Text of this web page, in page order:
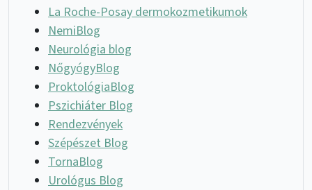
La Roche-Posay dermokozmetikumok
NemiBlog
Neurológia blog
NőgyógyBlog
ProktológiaBlog
Pszichiáter Blog
Rendezvények
Szépészet Blog
TornaBlog
Urológus Blog